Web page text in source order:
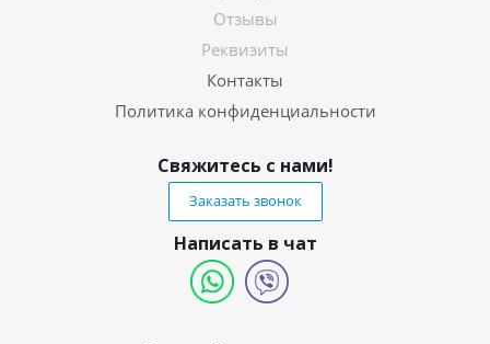
Отзывы
Реквизиты
Контакты
Политика конфиденциальности
Свяжитесь с нами!
Заказать звонок
Написать в чат